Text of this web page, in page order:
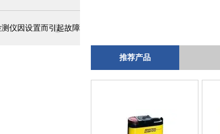
仪因设置而引起故障
推荐产品